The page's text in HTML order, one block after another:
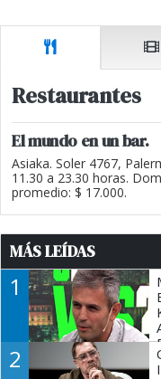
Restaurantes
El mundo en un bar.
Asiaka. Soler 4767,
11.30 a 23.30 horas.
promedio: $ 17.000.
MÁS LEÍDAS
1
2